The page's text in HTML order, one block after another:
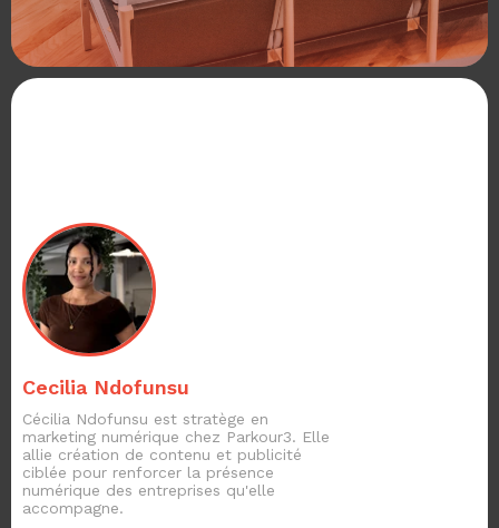
Cecilia Ndofunsu
Cécilia Ndofunsu est stratège en
marketing numérique chez Parkour3. Elle
allie création de contenu et publicité
ciblée pour renforcer la présence
numérique des entreprises qu'elle
accompagne.